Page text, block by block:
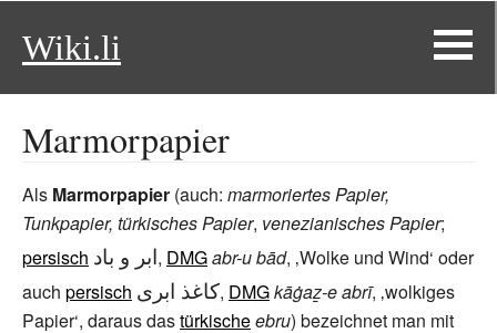
Wiki.li
Marmorpapier
Als Marmorpapier (auch: marmoriertes Papier,
Tunkpapier, türkisches Papier, venezianisches Papier;
persisch ابر و باد, DMGabr-u bād, ‚Wolke und Wind‘ oder
auch persisch کاغذ ابری, DMGkāġaẕ-e abrī, ‚wolkiges
Papier‘, daraus dastürkischeebru) bezeichnet man mit